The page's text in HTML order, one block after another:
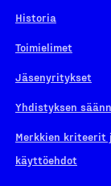
Historia
Toimielimet
Jäsenyritykset
Yhdistyksen
Merkkien kriteerit
käyttöehdot